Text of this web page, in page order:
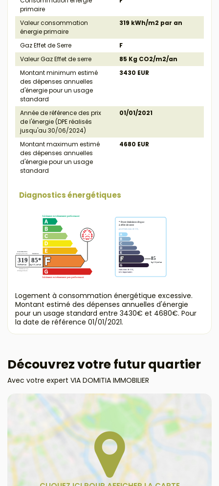
primaire
Valeur consommation
énergie primaire
319 kWh/m2 par an
Gaz Effet de Serre
F
Valeur Gaz Effet de serre
85 Kg CO2/m2/an
Montant minimum estimé
des dépenses annuelles
d'énergie pour un usage
standard
3430 EUR
Année de référence des prix
de l'énergie (DPE réalisés
jusqu'au 30/06/2024)
01/01/2021
Montant maximum estimé
des dépenses annuelles
d'énergie pour un usage
standard
4680 EUR
Diagnostics énergétiques
Logement à consommation énergétique excessive.
Montant estimé des dépenses annuelles d'énergie
pour un usage standard entre 3430€ et 4680€. Pour
la date de référence 01/01/2021.
Découvrez votre futur quartier
Avec votre expert VIA DOMITIA IMMOBILIER